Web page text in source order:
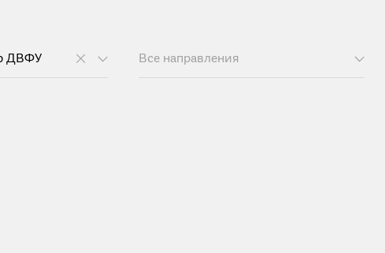
ДВФУ Все направления